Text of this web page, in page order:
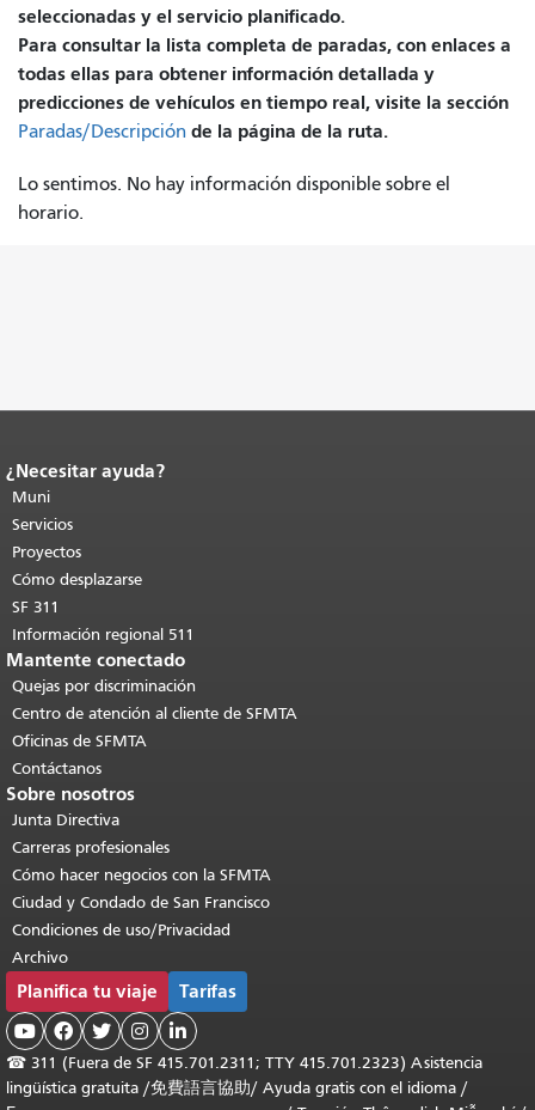
seleccionadas y el servicio planificado.
Para consultar la lista completa de paradas, con enlaces a
todas ellas para obtener información detallada y
predicciones de vehículos en tiempo real, visite la sección
Paradas/Descripción de la página de la ruta.
Lo sentimos. No hay información disponible sobre el
horario.
Fin del contenido de la página.
de esta página se repite en todas las
páginas.Volver al principio del
contenido principal
¿Necesitar ayuda?
Muni
Servicios
Proyectos
Cómo desplazarse
SF 311
Información regional 511
Mantente conectado
Quejas por discriminación
Centro de atención al cliente de SFMTA
Oficinas de SFMTA
Contáctanos
Sobre nosotros
Junta Directiva
Carreras profesionales
Cómo hacer negocios con la SFMTA
Ciudad y Condado de San Francisco
Condiciones de uso/Privacidad
Archivo
Planifica tu viaje Tarifas
    
☎ 311 (Fuera de SF 415.701.2311; TTY 415.701.2323) Asistencia
lingüística gratuita /免費語言協助/ Ayuda gratis con el idioma /